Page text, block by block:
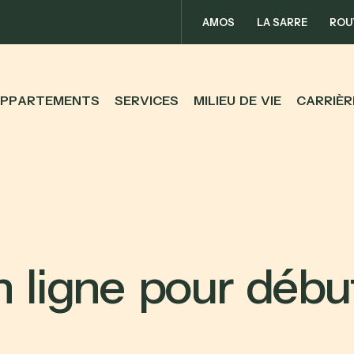
AMOS LA SARRE
PPARTEMENTS SERVICES MILIEU DE VIE CARRIÈR
ligne pour débu